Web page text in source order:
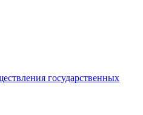
государственных